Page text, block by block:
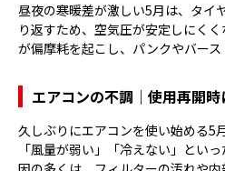
昼夜の寒暖差が激しい5月は、タイ
り返すため、空気圧が安定しにく
が偏摩耗を起こし、パンクやバース
エアコンの不調｜使用再開
久しぶりにエアコンを使い始める5
「風量が弱い」「冷えない」とい